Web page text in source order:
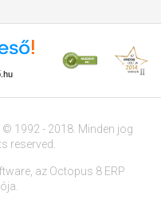
1992 - 2018. Minden jog
reserved.
, az Octopus 8 ERP